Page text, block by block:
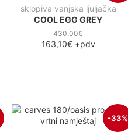
sklopiva vanjska ljuljačka
COOL EGG GREY
430,00€
163,10€+pdv
-33%